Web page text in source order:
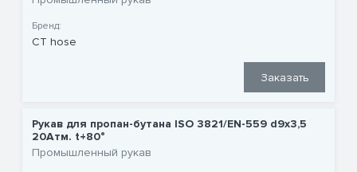
Бренд:
CT hose
Заказать
Рукав для пропан-бутана ISO 3821/EN-559 d9x3,5
20Атм. t+80°
Промышленный рукав